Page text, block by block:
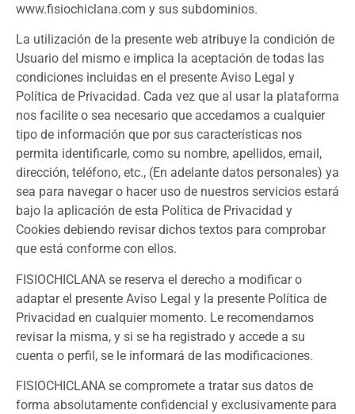
www.fisiochiclana.com y sus subdominios.
La utilización de la presente web atribuye la condición de
Usuario del mismo e implica la aceptación de todas las
condiciones incluidas en el presente Aviso Legal y
Política de Privacidad. Cada vez que al usar la plataforma
nos facilite o sea necesario que accedamos a cualquier
tipo de información que por sus características nos
permita identificarle, como su nombre, apellidos, email,
dirección, teléfono, etc., (En adelante datos personales) ya
sea para navegar o hacer uso de nuestros servicios estará
bajo la aplicación de esta Política de Privacidad y
Cookies debiendo revisar dichos textos para comprobar
que está conforme con ellos.
FISIOCHICLANA se reserva el derecho a modificar o
adaptar el presente Aviso Legal y la presente Política de
Privacidad en cualquier momento. Le recomendamos
revisar la misma, y si se ha registrado y accede a su
cuenta o perfil, se le informará de las modificaciones.
FISIOCHICLANA se compromete a tratar sus datos de
forma absolutamente confidencial y exclusivamente para